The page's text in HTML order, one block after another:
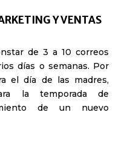
Y VENTAS
de 3 a 10 correos
días o semanas. Por
el día de las madres,
la temporada de
de un nuevo